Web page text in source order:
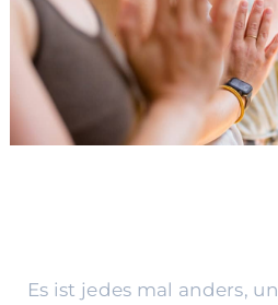
Es ist jedes mal anders,